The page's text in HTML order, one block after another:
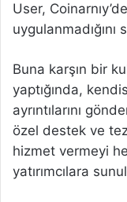
User,
uygulanmadığını
Buna karşın bir
yaptığında,
ayrıntılarını
özel destek ve
hizmet vermeyi
yatırımcılara